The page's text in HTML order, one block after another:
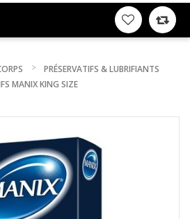
PRÉSERVATIFS & LUBRIFIANTS
MANIX KING SIZE